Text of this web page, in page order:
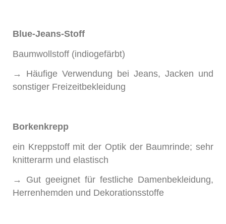
Blue-Jeans-Stoff
Baumwollstoff (indiogefärbt)
→ Häufige Verwendung bei Jeans, Jacken und
sonstiger Freizeitbekleidung
Borkenkrepp
ein Kreppstoff mit der Optik der Baumrinde; sehr
knitterarm und elastisch
→ Gut geeignet für festliche Damenbekleidung,
Herrenhemden und Dekorationsstoffe